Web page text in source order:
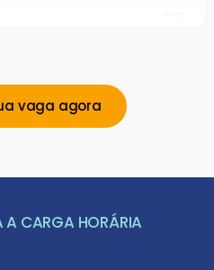
vaga agora
A CARGA HORÁRIA